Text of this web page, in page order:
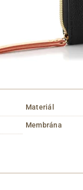
Materiál
Membrána